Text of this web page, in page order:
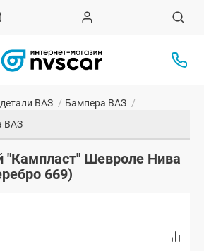
ВАЗ / Бампера ВАЗ /
ВАЗ
"Кампласт" Шевроле Нива
669)